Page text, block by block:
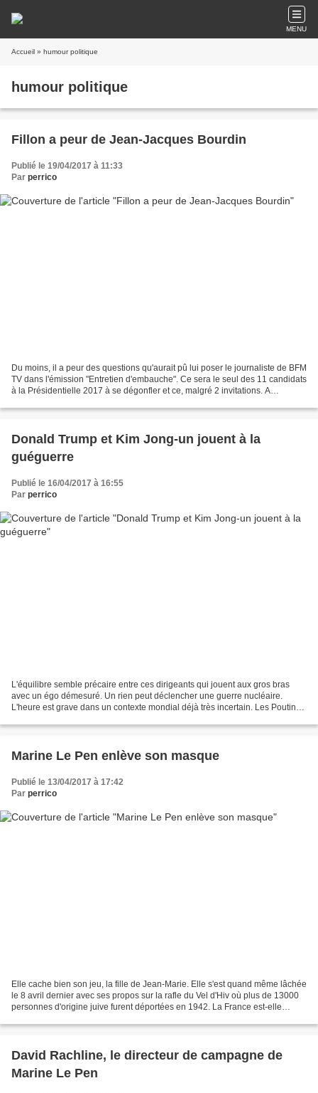
MENU
Accueil » humour politique
humour politique
Fillon a peur de Jean-Jacques Bourdin
Publié le 19/04/2017 à 11:33
Par perrico
Du moins, il a peur des questions qu'aurait pû lui poser le journaliste de BFM
TV dans l'émission "Entretien d'embauche". Ce sera le seul des 11 candidats
à la Présidentielle 2017 à se dégonfler et ce, malgré 2 invitations. A
Donald Trump et Kim Jong-un jouent à la
guéguerre
Publié le 16/04/2017 à 16:55
Par perrico
L'équilibre semble précaire entre ces dirigeants qui jouent aux gros bras
avec un égo démesuré. Un rien peut déclencher une guerre nucléaire.
L'heure est grave dans un contexte mondial déjà très incertain. Les Poutine,
Marine Le Pen enlève son masque
Publié le 13/04/2017 à 17:42
Par perrico
Elle cache bien son jeu, la fille de Jean-Marie. Elle s'est quand même lâchée
le 8 avril dernier avec ses propos sur la rafle du Vel d'Hiv où plus de 13000
personnes d'origine juive furent déportées en 1942. La France est-elle
David Rachline, le directeur de campagne de
Marine Le Pen